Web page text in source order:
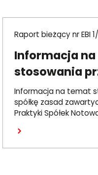
Raport bieżący nr EBI
Informacja
stosowania
zasad
Informacja na temat
spółkę zasad
Praktyki Spółek